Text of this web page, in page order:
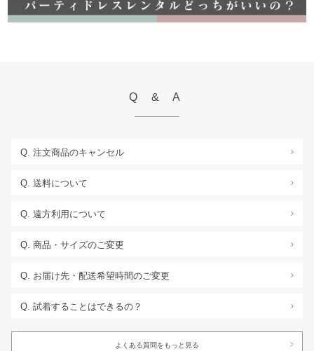
Q & A
Q. 注文商品のキャンセル >
Q. 送料について >
Q. 遠方利用について >
Q. 商品・サイズのご変更 >
Q. お届け先・配送希望時間のご変更 >
Q. 試着することはできるの？ >
よくある質問をもっと見る >